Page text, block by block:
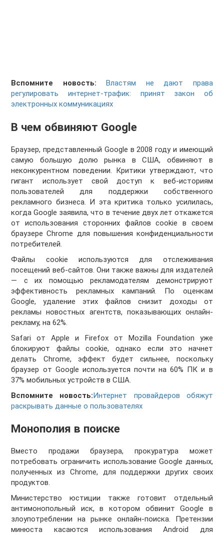
Вспомните новость:
Властям не дают права
регулировать интернет-трафик: принят закон об
электронных коммуникациях
В чем обвиняют Google
Браузер, представленный Google в 2008 году и имеющий
самую большую долю рынка в США, обвиняют в
неконкурентном поведении. Критики утверждают, что
гигант использует свой доступ к веб-историям
пользователей для поддержки собственного
рекламного бизнеса. И эта критика только усилилась,
когда Google заявила, что в течение двух лет откажется
от использования сторонних файлов cookie в своем
браузере Chrome для повышения конфиденциальности
потребителей.
Файлы cookie используются для отслеживания
посещений веб-сайтов. Они также важны для издателей
— с их помощью рекламодателям демонстрируют
эффективность рекламных кампаний. По оценкам
Google, удаление этих файлов снизит доходы от
рекламы новостных агентств, показывающих онлайн-
рекламу, на 62%.
Safari от Apple и Firefox от Mozilla Foundation уже
блокируют файлы cookie, однако если это начнет
делать Chrome, эффект будет сильнее, поскольку
браузер от Google используется почти на 60% ПК и в
37% мобильных устройств в США.
Вспомните новость:Интернет провайдеров обяжут
раскрывать данные о пользователях
Монополия в поиске
Вместо продажи браузера, прокуратура может
потребовать ограничить использование Google данных,
полученных из Chrome, для поддержки других своих
продуктов.
Министерство юстиции также готовит отдельный
антимонопольный иск, в котором обвинит Google в
злоупотреблении на рынке онлайн-поиска. Претензии
минюста касаются использования Android для